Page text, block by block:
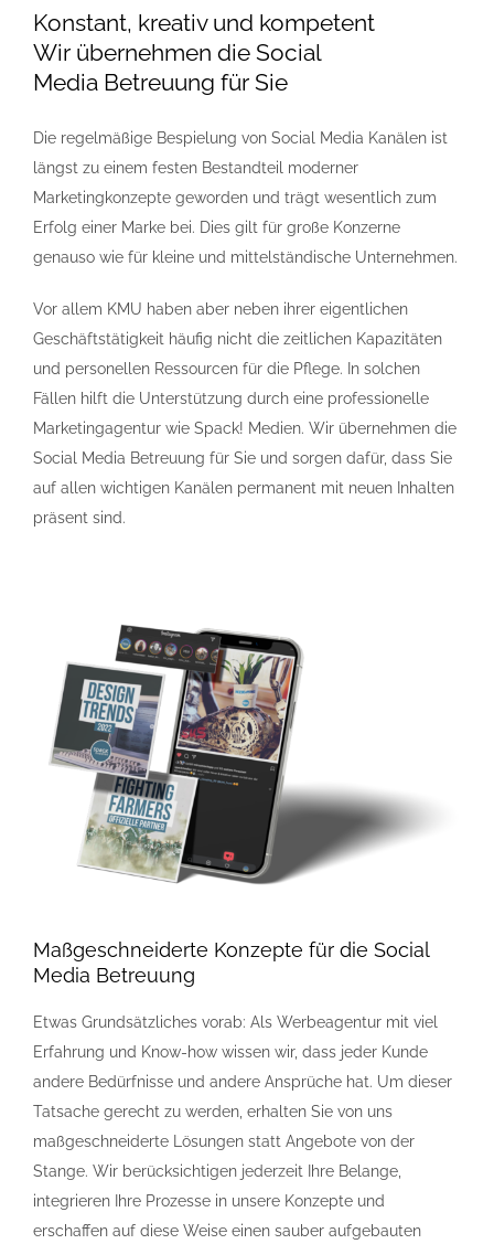
Referenzen
Jobs
Kontakt
Konstant, kreativ und kompetent
Wir übernehmen die Social
Media Betreuung für Sie
Die regelmäßige Bespielung von Social Media Kanälen ist
längst zu einem festen Bestandteil moderner
Marketingkonzepte geworden und trägt wesentlich zum
Erfolg einer Marke bei. Dies gilt für große Konzerne
genauso wie für kleine und mittelständische Unternehmen.
Vor allem KMU haben aber neben ihrer eigentlichen
Geschäftstätigkeit häufig nicht die zeitlichen Kapazitäten
und personellen Ressourcen für die Pflege. In solchen
Fällen hilft die Unterstützung durch eine professionelle
Marketingagentur wie Spack! Medien. Wir übernehmen die
Social Media Betreuung für Sie und sorgen dafür, dass Sie
auf allen wichtigen Kanälen permanent mit neuen Inhalten
präsent sind.
Maßgeschneiderte Konzepte für die Social
Media Betreuung
Etwas Grundsätzliches vorab: Als Werbeagentur mit viel
Erfahrung und Know-how wissen wir, dass jeder Kunde
andere Bedürfnisse und andere Ansprüche hat. Um dieser
Tatsache gerecht zu werden, erhalten Sie von uns
maßgeschneiderte Lösungen statt Angebote von der
Stange. Wir berücksichtigen jederzeit Ihre Belange,
integrieren Ihre Prozesse in unsere Konzepte und
erschaffen auf diese Weise einen sauber aufgebauten